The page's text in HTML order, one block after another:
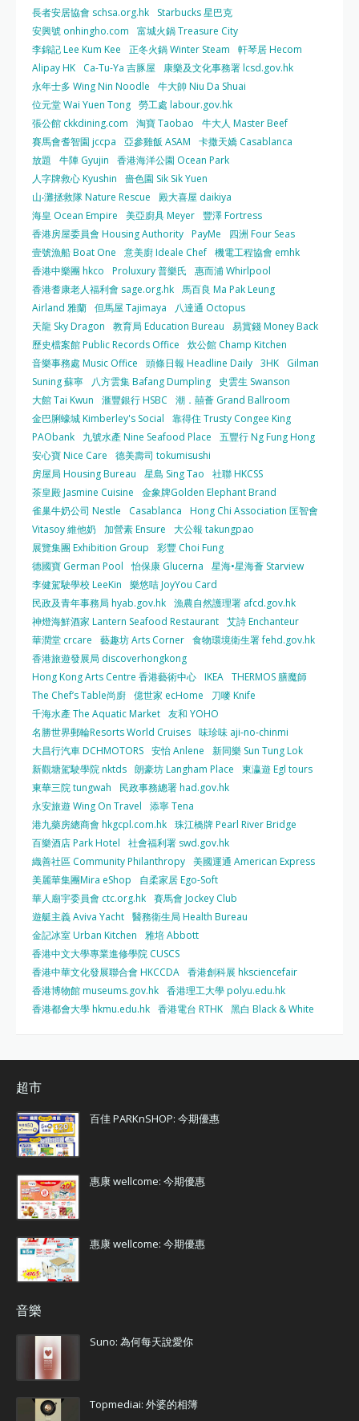
長者安居協會 schsa.org.hk
Starbucks 星巴克
安興號 onhingho.com
富城火鍋 Treasure City
李錦記 Lee Kum Kee
正冬火鍋 Winter Steam
軒琴居 Hecom
Alipay HK
Ca-Tu-Ya 吉豚屋
康樂及文化事務署 lcsd.gov.hk
永年士多 Wing Nin Noodle
牛大帥 Niu Da Shuai
位元堂 Wai Yuen Tong 勞工處 labour.gov.hk
張公館 ckkdining.com
淘寶 Taobao
牛大人 Master Beef
賽馬會耆智園 jccpa
亞參雞飯 ASAM
卡撒天嬌 Casablanca
放題
牛陣 Gyujin
香港海洋公園 Ocean Park
人字牌救心 Kyushin
嗇色園 Sik Sik Yuen
山‧灘拯救隊 Nature Rescue
殿大喜屋 daikiya
海皇 Ocean Empire
美亞廚具 Meyer 豐澤 Fortress
香港房屋委員會 Housing Authority PayMe
四洲 Four Seas
壹號漁船 Boat One
意美廚 Ideale Chef 機電工程協會 emhk
香港中樂團 hkco
Proluxury 普樂氏
惠而浦 Whirlpool
香港耆康老人福利會 sage.org.hk 馬百良 Ma Pak Leung
Airland 雅蘭 但馬屋 Tajimaya
八達通 Octopus
天龍 Sky Dragon
教育局 Education Bureau
易賞錢 Money Back
歷史檔案館 Public Records Office
炊公館 Champ Kitchen
音樂事務處 Music Office
頭條日報 Headline Daily 3HK
Gilman
Suning 蘇寧
八方雲集 Bafang Dumpling
史雲生 Swanson
大館 Tai Kwun
滙豐銀行 HSBC
潮．囍薈 Grand Ballroom
金巴脷蠔城 Kimberley's Social
靠得住 Trusty Congee King
PAObank
九號水產 Nine Seafood Place
五豐行 Ng Fung Hong
安心寶 Nice Care
德美壽司 tokumisushi
房屋局 Housing Bureau
星島 Sing Tao
社聯 HKCSS
茶皇殿 Jasmine Cuisine
金象牌Golden Elephant Brand
雀巢牛奶公司 Nestle
Casablanca
Hong Chi Association 匡智會
Vitasoy 維他奶
加營素 Ensure
大公報 takungpao
展覽集團 Exhibition Group
彩豐 Choi Fung
德國寶 German Pool
怡保康 Glucerna
星海•星海薈 Starview
李健駕駛學校 LeeKin
樂悠咭 JoyYou Card
民政及青年事務局 hyab.gov.hk 漁農自然護理署 afcd.gov.hk
神燈海鮮酒家 Lantern Seafood Restaurant 艾詩 Enchanteur
華潤堂 crcare
藝趣坊 Arts Corner 食物環境衛生署 fehd.gov.hk
香港旅遊發展局 discoverhongkong
Hong Kong Arts Centre 香港藝術中心 IKEA THERMOS 膳魔師
The Chef’s Table尚廚 億世家 ecHome
刀嘜 Knife
千海水產 The Aquatic Market 友和 YOHO
名勝世界郵輪Resorts World Cruises 味珍味 aji-no-chinmi
大昌行汽車 DCHMOTORS 安怡 Anlene
新同樂 Sun Tung Lok
新觀塘駕駛學院 nktds 朗豪坊 Langham Place
東瀛遊 Egl tours
東華三院 tungwah
民政事務總署 had.gov.hk
永安旅遊 Wing On Travel
添寧 Tena
港九藥房總商會 hkgcpl.com.hk 珠江橋牌 Pearl River Bridge
百樂酒店 Park Hotel
社會福利署 swd.gov.hk
織善社區 Community Philanthropy 美國運通 American Express
美麗華集團Mira eShop
自柔家居 Ego-Soft
華人廟宇委員會 ctc.org.hk 賽馬會 Jockey Club
遊艇主義 Aviva Yacht 醫務衛生局 Health Bureau
金記冰室 Urban Kitchen
雅培 Abbott
香港中文大學專業進修學院 CUSCS
香港中華文化發展聯合會 HKCCDA 香港創科展 hksciencefair
香港博物館 museums.gov.hk 香港理工大學 polyu.edu.hk
香港都會大學 hkmu.edu.hk 香港電台 RTHK 黑白 Black & White
超市
百佳 PARKnSHOP: 今期優惠
惠康 wellcome: 今期優惠
惠康 wellcome: 今期優惠
音樂
Suno: 為何每天說愛你
Topmediai: 外婆的相簿